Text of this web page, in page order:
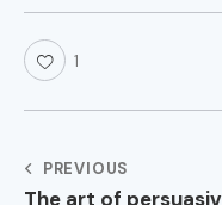
1
PREVIOUS
The art of